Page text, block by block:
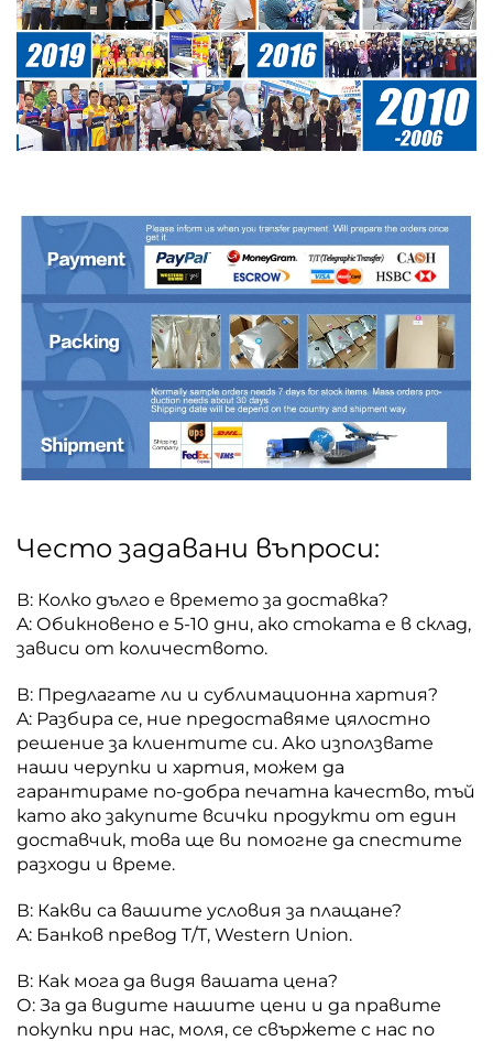
Често задавани въпроси:
В: Колко дълго е времето за доставка?
A: Обикновено е 5-10 дни, ако стоката е в склад,
зависи от количеството.
В: Предлагате ли и сублимационна хартия?
A: Разбира се, ние предоставяме цялостно
решение за клиентите си. Ако използвате
наши черупки и хартия, можем да
гарантираме по-добра печатна качество, тъй
като ако закупите всички продукти от един
доставчик, това ще ви помогне да спестите
разходи и време.
В: Какви са вашите условия за плащане?
A: Банков превод T/T, Western Union.
В: Как мога да видя вашата цена?
О: За да видите нашите цени и да правите
покупки при нас, моля, се свържете с нас по